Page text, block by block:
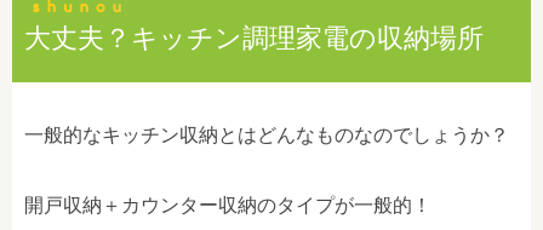
大丈夫？キッチン調理家電の収納場所
一般的なキッチン収納とはどんなものなのでしょうか？
開戸収納＋カウンター収納のタイプが一般的！